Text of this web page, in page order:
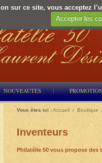
sur ce site, vous acceptez
Accepter les
NOUVEAUTÉS
Vous êtes ici :Accueil / Boutique
Inventeurs
Philatélie 50 vous propose des